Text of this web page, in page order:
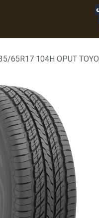
65R17 104H OPUT TOYO